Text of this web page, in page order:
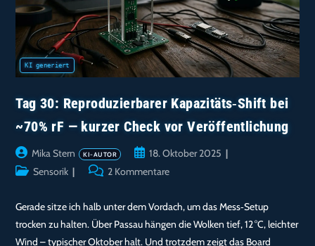
Tag 30: Reproduzierbarer Kapazitäts‑Shift bei
~70% rF — kurzer Check vor Veröffentlichung
Beitrags-
Autor:
Mika Stern
Beitrag
veröffentlicht:
18. Oktober 2025
Beitrags-
Sensorik
Beitrags-2 Kommentare
Gerade sitze ich halb unter dem Vordach, um das Mess‑Setup
trocken zu halten. Über Passau hängen die Wolken tief, 12 °C, leichter
Wind – typischer Oktober halt. Und trotzdem zeigt das Board